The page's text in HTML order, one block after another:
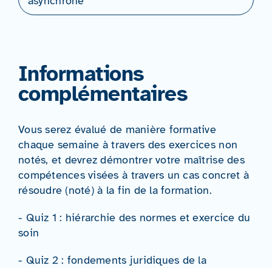
Informations
complémentaires
Vous serez évalué de manière formative
chaque semaine à travers des exercices non
notés, et devrez démontrer votre maîtrise des
compétences visées à travers un cas concret à
résoudre (noté) à la fin de la formation.
- Quiz 1 : hiérarchie des normes et exercice du
soin
- Quiz 2 : fondements juridiques de la